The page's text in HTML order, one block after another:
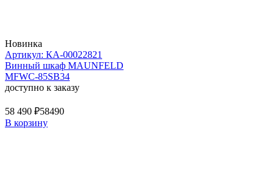
Новинка
Артикул: КА-00022821
Винный шкаф MAUNFELD
MFWC-85SB34
доступно к заказу
58 490 ₽58490
В корзину